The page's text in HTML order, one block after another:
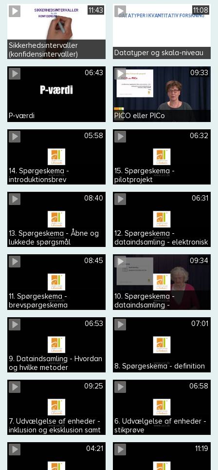
11:43
Sikkerhedsintervaller
(konfidensintervaller)
11:08
Datatyper og skala-niveau
06:43
P-værdi
09:33
PICO eller PICo
05:58
14. Spørgeskema -
introduktionsbrev
06:32
15. Spørgeskema -
pilotprojekt
08:40
13. Spørgeskema - Åbne og
lukkede spørgsmål
06:31
12. Spørgeskema -
dataindsamling - elektronisk
08:45
11. Spørgeskema -
brevspørgeskema
09:34
10. Spørgeskema -
dataindsamling -
telefoninterview
06:53
9. Dataindsamling - Hvordan
og hvilke metoder
07:01
8. Spørgeskema - definition
09:25
7. Udvælgelse af enheder -
inklusion og eksklusion samt
generaliserbar
06:58
6. Udvælgelse af enheder -
stikprøve
04:21 11:19